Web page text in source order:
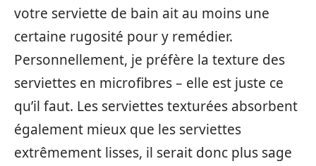
votre serviette de bain ait au moins une
certaine rugosité pour y remédier.
Personnellement, je préfère la texture des
serviettes en microfibres – elle est juste ce
qu’il faut. Les serviettes texturées absorbent
également mieux que les serviettes
extrêmement lisses, il serait donc plus sage